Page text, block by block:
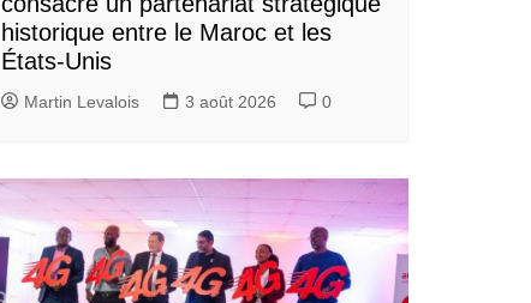
historique entre le Maroc et les
États-Unis
Martin Levalois 3 août 2026 0